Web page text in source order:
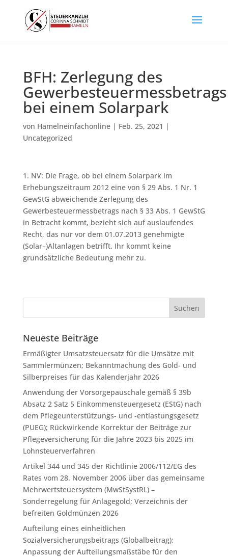
BFH: Zerlegung des
Gewerbesteuermessbetrags
bei einem Solarpark
von Hamelneinfachonline| Feb. 25, 2021 |
Uncategorized
1. NV: Die Frage, ob bei einem Solarpark im
Erhebungszeitraum 2012 eine von § 29 Abs. 1 Nr. 1
GewStG abweichende Zerlegung des
Gewerbesteuermessbetrags nach § 33 Abs. 1 GewStG
in Betracht kommt, bezieht sich auf auslaufendes
Recht, das nur vor dem 01.07.2013 genehmigte
(Solar–)Altanlagen betrifft. Ihr kommt keine
grundsätzliche Bedeutung mehr zu.
Neueste Beiträge
Ermäßigter Umsatzsteuersatz für die Umsätze mit
Sammlermünzen; Bekanntmachung des Gold- und
Silberpreises für das Kalenderjahr 2026
Anwendung der Vorsorgepauschale gemäß § 39b
Absatz 2 Satz 5 Einkommensteuergesetz (EStG) nach
dem Pflegeunterstützungs- und -entlastungsgesetz
(PUEG); Rückwirkende Korrektur der Beiträge zur
Pflegeversicherung für die Jahre 2023 bis 2025 im
Lohnsteuerverfahren
Artikel 344 und 345 der Richtlinie 2006/112/EG des
Rates vom 28. November 2006 über das gemeinsame
Mehrwertsteuersystem (MwStSystRL) –
Sonderregelung für Anlagegold; Verzeichnis der
befreiten Goldmünzen 2026
Aufteilung eines einheitlichen
Sozialversicherungsbeitrags (Globalbeitrag);
Anpassung der Aufteilungsmaßstäbe für den